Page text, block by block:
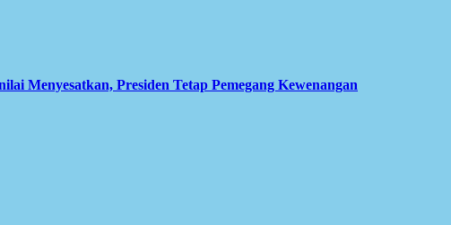
Menyesatkan, Presiden Tetap Pemegang Kewenangan